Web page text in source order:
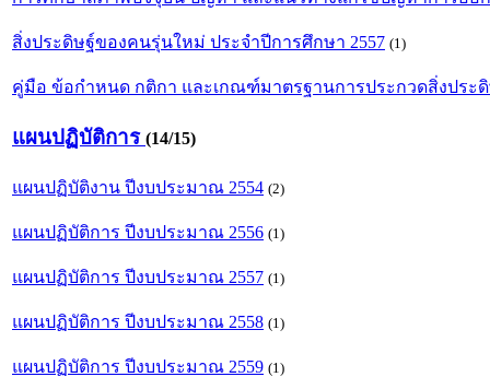
สิ่งประดิษฐ์ของคนรุ่นใหม่ ประจำปีการศึกษา 2557 (1)
คู่มือ ข้อกำหนด กติกา และเกณฑ์มาตรฐานการประกวดสิ่งประดิ
แผนปฏิบัติการ (14/15)
แผนปฏิบัติงาน ปีงบประมาณ 2554 (2)
แผนปฏิบัติการ ปีงบประมาณ 2556 (1)
แผนปฏิบัติการ ปีงบประมาณ 2557 (1)
แผนปฏิบัติการ ปีงบประมาณ 2558 (1)
แผนปฏิบัติการ ปีงบประมาณ 2559 (1)